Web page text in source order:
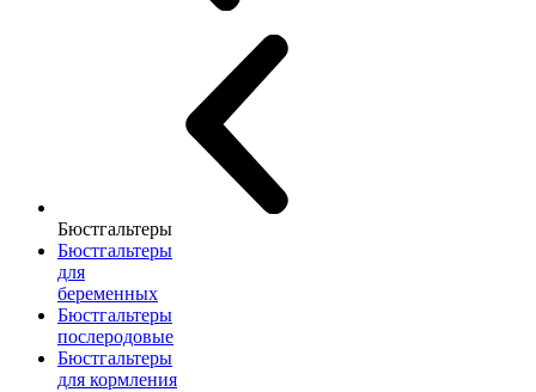
Бюстгальтеры
Бюстгальтеры
для
беременных
Бюстгальтеры
послеродовые
Бюстгальтеры
для кормления